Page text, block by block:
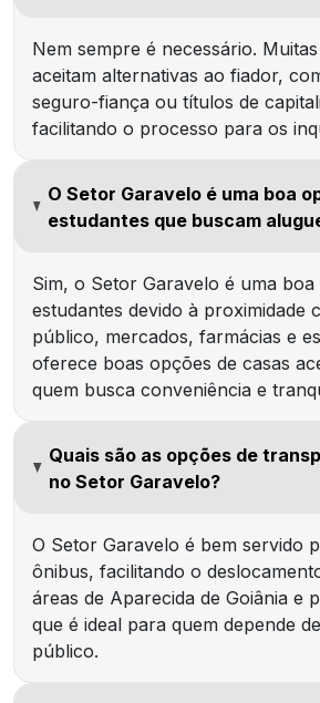
Nem sempre é necessário.
aceitam alternativas ao fiador,
seguro-fiança ou títulos de
facilitando o processo para os
O Setor Garavelo é uma boa
estudantes que buscam
Sim, o Setor Garavelo é uma
estudantes devido à proximidade
público, mercados, farmácias e
oferece boas opções de casas
quem busca conveniência e
Quais são as opções de
no Setor Garavelo?
O Setor Garavelo é bem servido
ônibus, facilitando o
áreas de Aparecida de Goiânia e
que é ideal para quem depende
público.